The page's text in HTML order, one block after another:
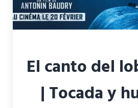
El canto del
| Tocada y